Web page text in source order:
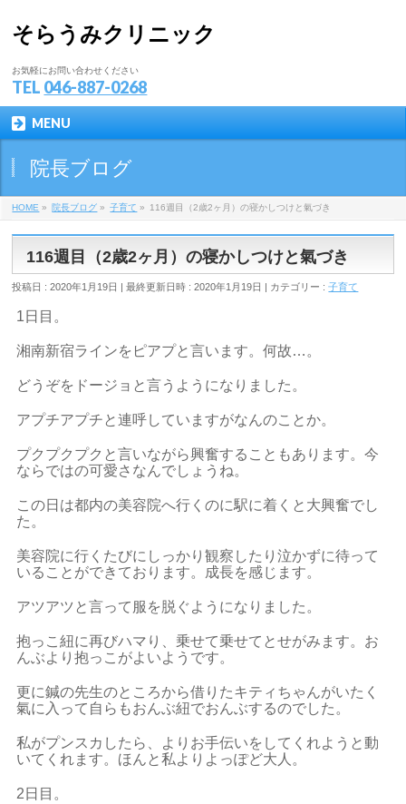
そらうみクリニック
お気軽にお問い合わせください
TEL 046-887-0268
MENU
院長ブログ
HOME » 院長ブログ » 子育て » 116週目（2歳2ヶ月）の寝かしつけと氣づき
116週目（2歳2ヶ月）の寝かしつけと氣づき
投稿日 : 2020年1月19日 最終更新日時 : 2020年1月19日 カテゴリー :子育て
1日目。
湘南新宿ラインをピアプと言います。何故…。
どうぞをドージョと言うようになりました。
アプチアプチと連呼していますがなんのことか。
プクプクプクと言いながら興奮することもあります。今
ならではの可愛さなんでしょうね。
この日は都内の美容院へ行くのに駅に着くと大興奮でし
た。
美容院に行くたびにしっかり観察したり泣かずに待って
いることができております。成長を感じます。
アツアツと言って服を脱ぐようになりました。
抱っこ紐に再びハマり、乗せて乗せてとせがみます。お
んぶより抱っこがよいようです。
更に鍼の先生のところから借りたキティちゃんがいたく
氣に入って自らもおんぶ紐でおんぶするのでした。
私がプンスカしたら、よりお手伝いをしてくれようと動
いてくれます。ほんと私よりよっぽど大人。
2日目。